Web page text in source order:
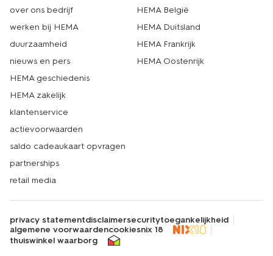
over ons bedrijf
werken bij HEMA
duurzaamheid
nieuws en pers
HEMA geschiedenis
HEMA zakelijk
klantenservice
actievoorwaarden
saldo cadeaukaart opvragen
partnerships
retail media
HEMA België
HEMA Duitsland
HEMA Frankrijk
HEMA Oostenrijk
privacy statementdisclaimersecuritytoegankelijkheid
algemene voorwaardencookiesnix 18
thuiswinkel waarborg